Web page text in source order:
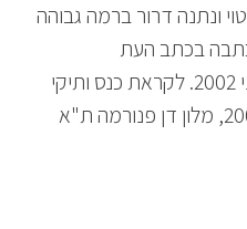
ונתנה דרור ברמה גבוהה
כתבה בכתב העת
Information Week מ 17 ביוני 2002. לקראת כנס ותיקי